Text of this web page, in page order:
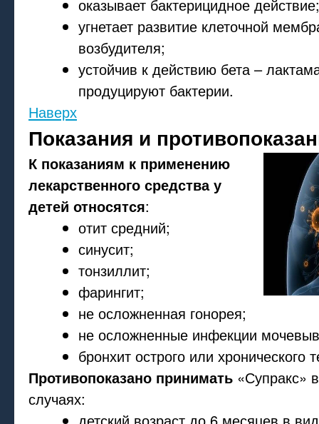
оказывает бактерицидное действие;
угнетает развитие клеточной
возбудителя;
устойчив к действию бета –
продуцируют бактерии.
Наверх
Показания и
К показаниям к применению
лекарственного средства у
детей относятся:
отит средний;
синусит;
тонзиллит;
фарингит;
не осложненная гонорея;
не осложненные инфекции
бронхит острого или хронического
Противопоказано принимать «Супракс»
случаях: